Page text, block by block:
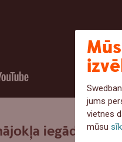
iegāde ir
jums
vietnes
mūsu